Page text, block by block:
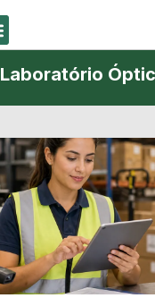
Laboratório